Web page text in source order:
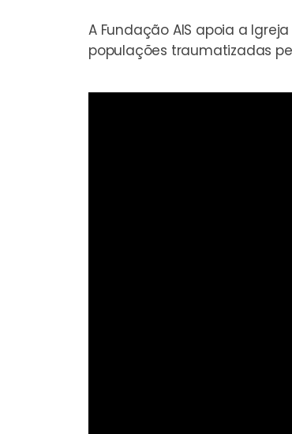
A Fundação AIS apoia a
populações traumatizadas